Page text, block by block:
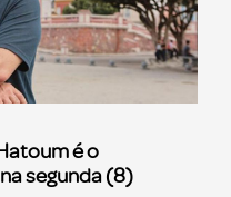
é o
segunda (8)